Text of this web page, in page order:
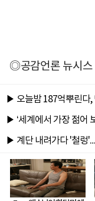
◎공감언론 뉴시스